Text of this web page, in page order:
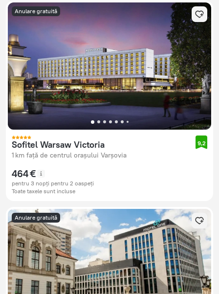
Anulare gratuită
Sofitel Warsaw Victoria
1 km față de centrul orașului Varșovia
9,2
464 €
pentru 3 nopți pentru 2 oaspeți
Toate taxele sunt incluse
Anulare gratuită